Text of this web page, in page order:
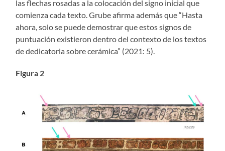
las flechas rosadas a la colocación del signo inicial que
comienza cada texto. Grube afirma además que “Hasta
ahora, solo se puede demostrar que estos signos de
puntuación existieron dentro del contexto de los textos
de dedicatoria sobre cerámica” (2021: 5).
Figura 2